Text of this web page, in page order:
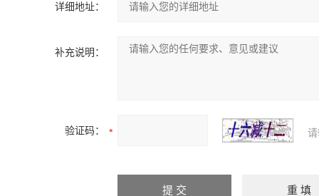
详细地址：
补充说明：
验证码：